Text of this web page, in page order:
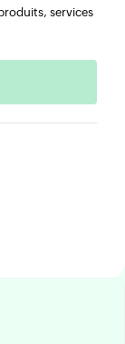
services